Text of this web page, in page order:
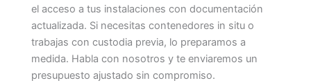
el acceso a tus instalaciones con documentación
actualizada. Si necesitas contenedores in situ o
trabajas con custodia previa, lo preparamos a
medida. Habla con nosotros y te enviaremos un
presupuesto ajustado sin compromiso.